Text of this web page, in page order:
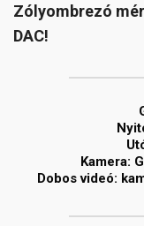
Zólyombrezó
DAC!
Kamera:
Dobos videó: